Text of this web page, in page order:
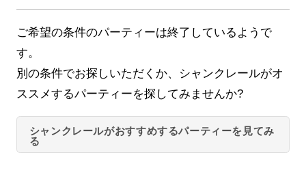
ご希望の条件のパーティーは終了しているようで
す。
別の条件でお探しいただくか、シャンクレールがオ
ススメするパーティーを探してみませんか?
シャンクレールがおすすめするパーティーを見てみ
る